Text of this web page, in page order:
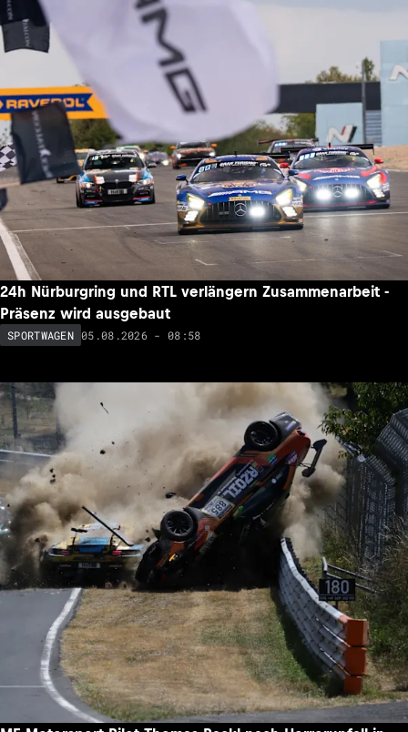
24h Nürburgring und RTL verlängern Zusammenarbeit -
Präsenz wird ausgebaut
SPORTWAGEN 05.08.2026 - 08:58